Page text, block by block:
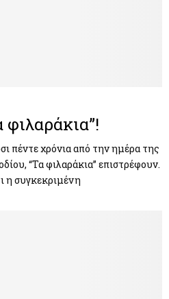
πέντε χρόνια από την ημέρα της
“Τα φιλαράκια” επιστρέφουν.
η συγκεκριμένη